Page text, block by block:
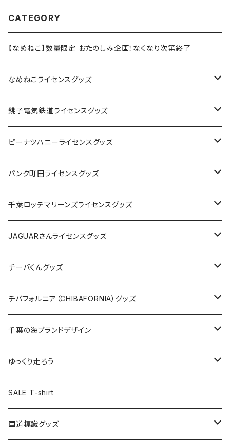
CATEGORY
【なめねこ】数量限定 おたのしみ企画！なくなり次第終了
なめねこライセンスグッズ
Tシャツ
キャップ
ステッカー
缶バッジ
ホテルキーホルダー
銚子電気鉄道ライセンスグッズ
ステッカー
缶バッジ
アクリルキーホルダー
ホテルキーホルダー
クリアファイル
Tシャツ
キャップ
トートバッグ
ランチバッグ
エコバッグ
ピーナツハニーライセンスグッズ
Tシャツ
キャップ
バッグ
ステッカー
缶バッジ
キーホルダー
クリアファイル
パンク町田ライセンスグッズ
Tシャツ
キャップ
バッグ
ステッカー
缶バッジ
キーホルダー
クリアファイル
千葉ロッテマリーンズライセンスグッズ
ステッカー
ステッカー
ステッカー大
缶バッジ
缶バッジ32mm
缶バッジ54mm
エコバッグ
JAGUARさんコラボグッズ
Tシャツ
ステッカー
サコッシュ
ホテルキーホルダー
モーテルキーホルダー
JAGUARさんライセンスグッズ
Tシャツ
ステッカー
缶バッジ
クリアファイル
マスク
エコバッグ
チーバくんグッズ
Tシャツ
キャップ
エコバッグ
ステッカー
モーテルキーホルダー
チバフォルニア（CHIBAFORNIA）グッズ
Tシャツ
キャップ
ステッカー
ホテルキーホルダー
千葉の海ブランドデザイン
Tシャツ
キャップ
ステッカー
ゆっくり走ろう
Tシャツ
ステッカー
SALE T-shirt
国道標識グッズ